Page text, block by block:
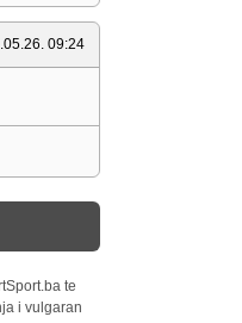
09:24
te
i vulgaran